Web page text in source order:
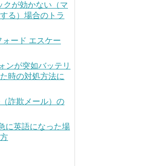
クが効かない（マ
る）場合のトラ
ード エスケー
ンが突如バッテリ
時の対処方法に
詐欺メール）の
に英語になった場